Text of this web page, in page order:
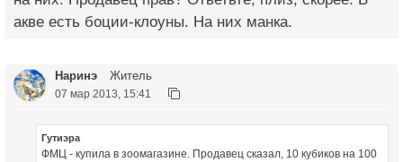
акве есть боции-клоуны. На них манка.
Наринэ Житель
07 мар 2013, 15:41
Гутиэра
ФМЦ - купила в зоомагазине. Продавец сказал, 10 кубиков на 100